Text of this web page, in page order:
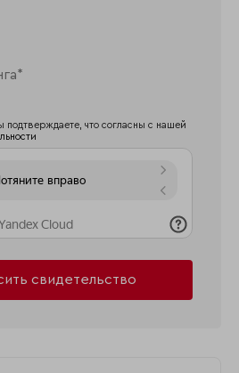
что согласны с нашей
свидетельство